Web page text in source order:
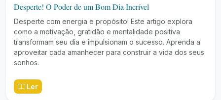
Desperte! O Poder de um Bom Dia Incrível
Desperte com energia e propósito! Este artigo explora
como a motivação, gratidão e mentalidade positiva
transformam seu dia e impulsionam o sucesso. Aprenda a
aproveitar cada amanhecer para construir a vida dos seus
sonhos.
Ler